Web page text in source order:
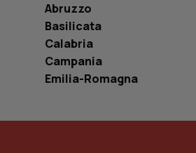
Abruzzo
Basilicata
Calabria
Campania
Emilia-Romagna